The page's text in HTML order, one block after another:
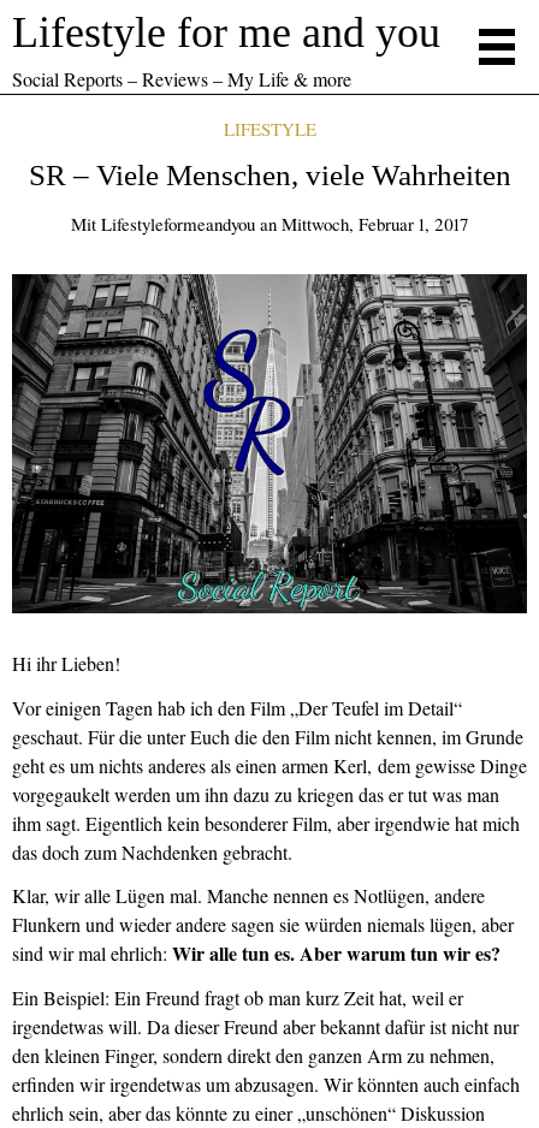
Lifestyle for me and you
Social Reports – Reviews – My Life & more
LIFESTYLE
SR – Viele Menschen, viele Wahrheiten
Mit Lifestyleformeandyou an Mittwoch, Februar 1, 2017
Hi ihr Lieben!
Vor einigen Tagen hab ich den Film „Der Teufel im Detail“
geschaut. Für die unter Euch die den Film nicht kennen, im Grunde
geht es um nichts anderes als einen armen Kerl, dem gewisse Dinge
vorgegaukelt werden um ihn dazu zu kriegen das er tut was man
ihm sagt. Eigentlich kein besonderer Film, aber irgendwie hat mich
das doch zum Nachdenken gebracht.
Klar, wir alle Lügen mal. Manche nennen es Notlügen, andere
Flunkern und wieder andere sagen sie würden niemals lügen, aber
sind wir mal ehrlich: Wir alle tun es. Aber warum tun wir es?
Ein Beispiel: Ein Freund fragt ob man kurz Zeit hat, weil er
irgendetwas will. Da dieser Freund aber bekannt dafür ist nicht nur
den kleinen Finger, sondern direkt den ganzen Arm zu nehmen,
erfinden wir irgendetwas um abzusagen. Wir könnten auch einfach
ehrlich sein, aber das könnte zu einer „unschönen“ Diskussion